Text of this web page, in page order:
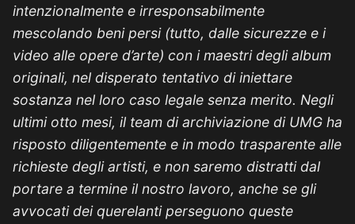
intenzionalmente e irresponsabilmente
mescolando beni persi (tutto, dalle sicurezze e i
video alle opere d’arte) con i maestri degli album
originali, nel disperato tentativo di iniettare
sostanza nel loro caso legale senza merito. Negli
ultimi otto mesi, il team di archiviazione di UMG ha
risposto diligentemente e in modo trasparente alle
richieste degli artisti, e non saremo distratti dal
portare a termine il nostro lavoro, anche se gli
avvocati dei querelanti perseguono queste